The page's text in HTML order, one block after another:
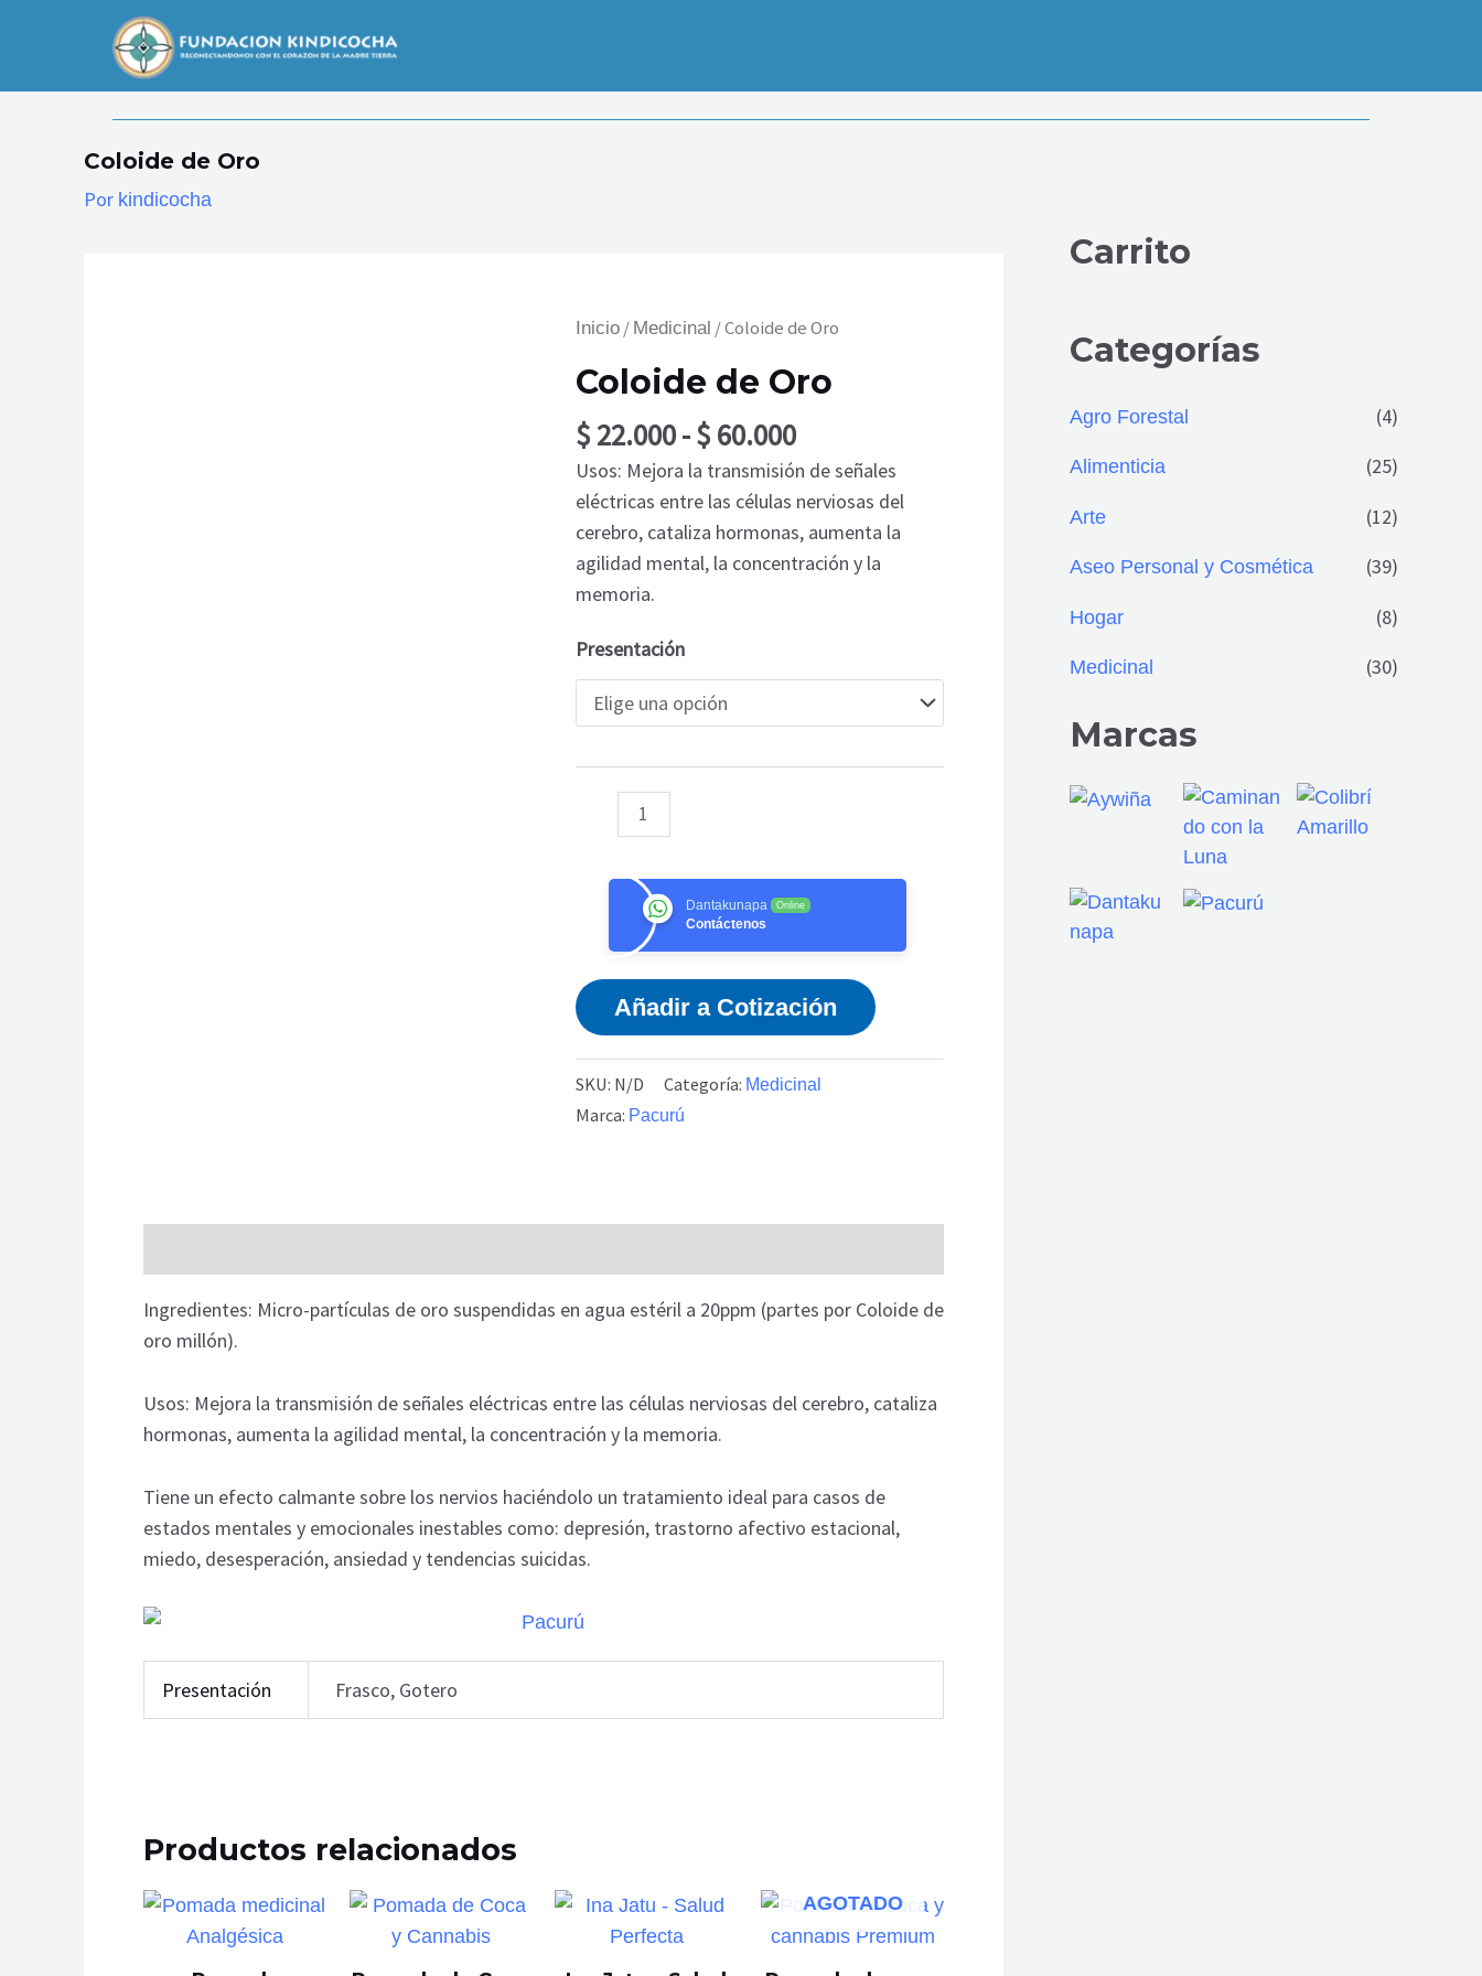
Coloide de Oro
Por kindicocha
Inicio / Medicinal / Coloide de Oro
Coloide de Oro
$ 22.000-$ 60.000
Rango
precios:
desde
$ 22.000
hasta
$ 60.000
Usos: Mejora la transmisión de señales
eléctricas entre las células nerviosas del
cerebro, cataliza hormonas, aumenta la
agilidad mental, la concentración y la
memoria.
Presentación
Coloide
Oro
cantidad
Dantakunapa Online
Contáctenos
Añadir a Cotización
SKU: N/D Categoría: Medicinal
Marca: Pacurú
Ingredientes: Micro-partículas de oro suspendidas en agua estéril a 20ppm (partes por Coloide de
oro millón).
Usos: Mejora la transmisión de señales eléctricas entre las células nerviosas del cerebro, cataliza
hormonas, aumenta la agilidad mental, la concentración y la memoria.
Tiene un efecto calmante sobre los nervios haciéndolo un tratamiento ideal para casos de
estados mentales y emocionales inestables como: depresión, trastorno afectivo estacional,
miedo, desesperación, ansiedad y tendencias suicidas.
Presentación Frasco, Gotero
Productos relacionados
AGOTADO
Carrito
Categorías
Agro Forestal (4)
Alimenticia (25)
Arte (12)
Aseo Personal y Cosmética (39)
Hogar (8)
Medicinal (30)
Marcas